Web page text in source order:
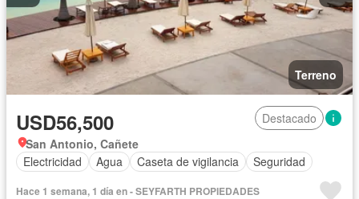
Terreno
USD56,500
Destacado
San Antonio, Cañete
Electricidad
Agua Caseta de vigilancia Seguridad
Hace 1 semana, 1 día en - SEYFARTH PROPIEDADES